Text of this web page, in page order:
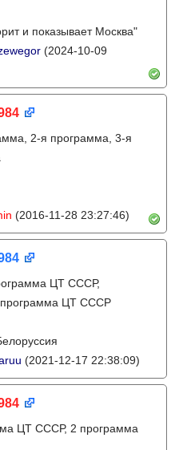
и показывает Москва"
(2024-10-09
2-я программа, 3-я
(2016-11-28 23:27:46)
ЦТ СССР,
программа ЦТ СССР
(2021-12-17 22:38:09)
ЦТ СССР, 2 программа